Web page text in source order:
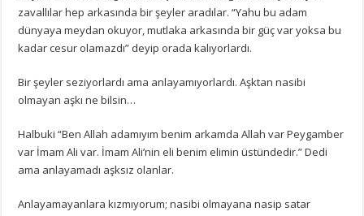
zavallılar hep arkasında bir şeyler aradılar. “Yahu bu adam
dünyaya meydan okuyor, mutlaka arkasında bir güç var yoksa bu
kadar cesur olamazdı” deyip orada kalıyorlardı.
Bir şeyler seziyorlardı ama anlayamıyorlardı. Aşktan nasibi
olmayan aşkı ne bilsin…
Halbuki “Ben Allah adamıyım benim arkamda Allah var Peygamber
var İmam Ali var. İmam Ali’nin eli benim elimin üstündedir.” Dedi
ama anlayamadı aşksız olanlar.
Anlayamayanlara kızmıyorum; nasibi olmayana nasip satar